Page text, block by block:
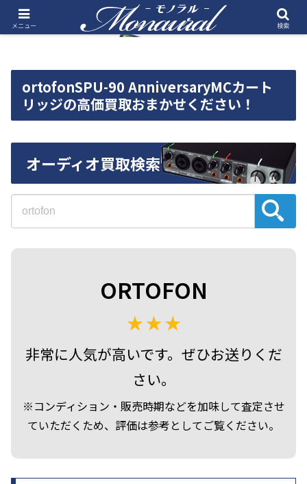
ortofonSPU-90 AnniversaryMCカート
リッジの高価買取おまかせください！
オーディオ買取検索
ORTOFON
非常に人気が高いです。ぜひお送りくだ
さい。
※コンディション・販売時期などを加味して査定させ
ていただくため、評価は参考としてご覧ください。
メニュー 検索